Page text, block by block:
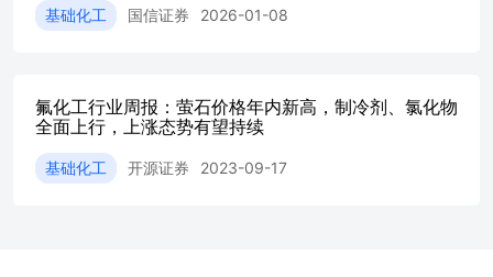
滑..........................................123.2汽车：我国汽车出口仍在
长...............................................143.3冰箱：冰箱经历多轮
半导体领域的应用增长...............................................165、5
闻.........................................................176、国信化工观点
示.....................................................................18 图表目录
基础化工 国信证券 2026-01-08
氟化工行业周报：萤石价格年内新高，制冷剂、氯化物
全面上行，上涨态势有望持续
基础化工 开源证券 2023-09-17